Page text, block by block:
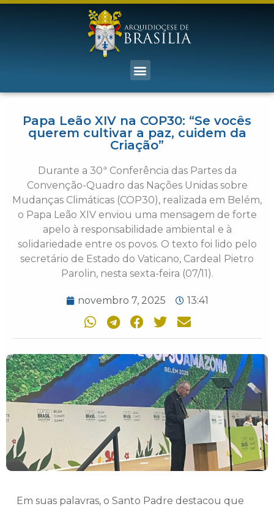
Papa Leão XIV na COP30: “Se vocês
querem cultivar a paz, cuidem da
Criação”
Durante a 30ª Conferência das Partes da
Convenção-Quadro das Nações Unidas sobre
Mudanças Climáticas (COP30), realizada em Belém,
o Papa Leão XIV enviou uma mensagem de forte
apelo à responsabilidade ambiental e à
solidariedade entre os povos. O texto foi lido pelo
secretário de Estado do Vaticano, Cardeal Pietro
Parolin, nesta sexta-feira (07/11).
novembro 7, 2025 13:41
Em suas palavras, o Santo Padre destacou que